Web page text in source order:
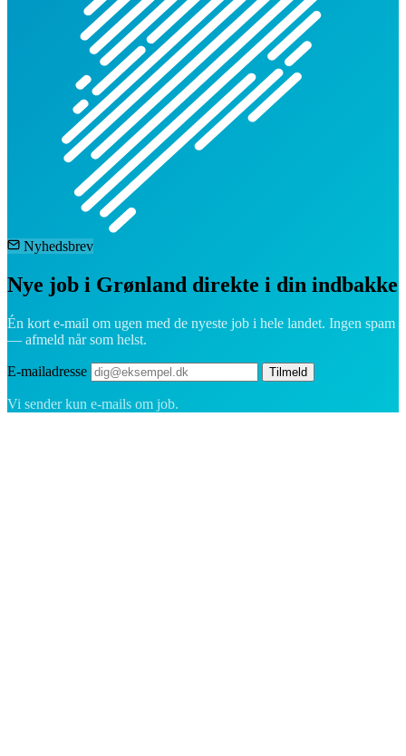
Nyhedsbrev
Nye job i Grønland direkte i din indbakke
Én kort e-mail om ugen med de nyeste job i hele landet. Ingen spam
— afmeld når som helst.
E-mailadresse Tilmeld
Vi sender kun e-mails om job.